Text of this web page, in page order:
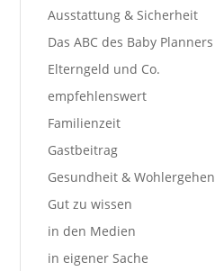
Ausstattung & Sicherheit
Das ABC des Baby Planners
Elterngeld und Co.
empfehlenswert
Familienzeit
Gastbeitrag
Gesundheit & Wohlergehen
Gut zu wissen
in den Medien
in eigener Sache